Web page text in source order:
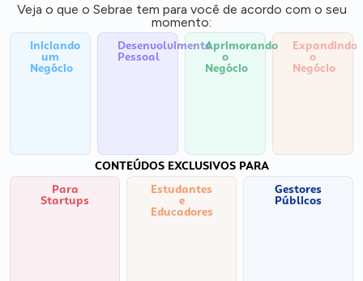
Veja o que o Sebrae tem para você de acordo com o seu
momento:
Iniciando
um
Negócio
Desenvolvimento
Pessoal
Aprimorando
o
Negócio
Expandindo
o
Negócio
CONTEÚDOS EXCLUSIVOS PARA
Para
Startups
Estudantes
e
Educadores
Gestores
Públicos